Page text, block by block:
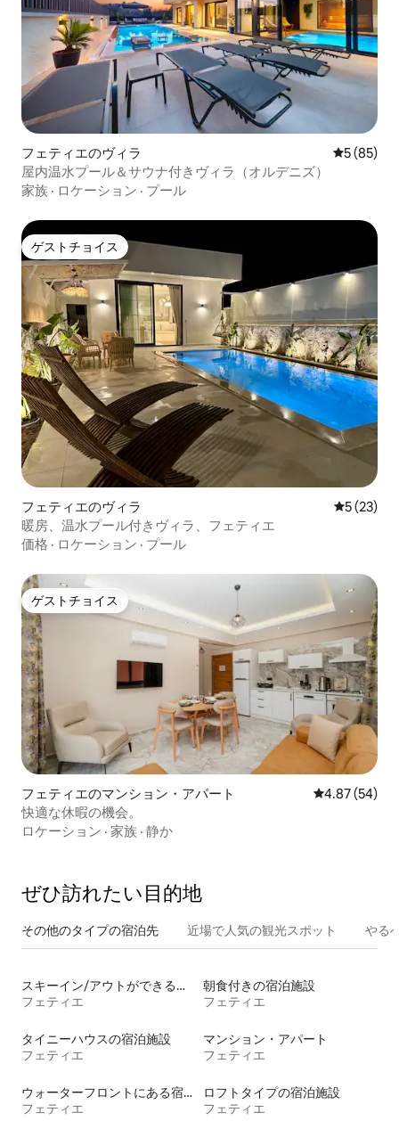
フェティエのヴィラ レビュー
5 (85)
屋内温水プール＆サウナ付きヴィラ（オルデニズ）
家族 · ロケーション · プール
ゲストチョイス
ゲストチョイス
フェティエのヴィラ レビュー
5 (23)
暖房、温水プール付きヴィラ、フェティエ
価格 · ロケーション · プール
ゲストチョイス
ゲストチョイス
フェティエのマンション・アパート レビュー54
4.87 (54)
快適な休暇の機会。
ロケーション · 家族 · 静か
ぜひ訪⁠れ⁠た⁠い目⁠的⁠地
その他のタ⁠イ⁠プ⁠の宿⁠泊⁠先 近場で人気の観光スポット やる
スキーイン/アウトができる宿泊先
フェティエ
朝食付きの宿泊施設
フェティエ
タイニーハウスの宿泊施設
フェティエ
マンション・アパート
フェティエ
ウォーターフロントにある宿泊施設
フェティエ
ロフトタイプの宿泊施設
フェティエ